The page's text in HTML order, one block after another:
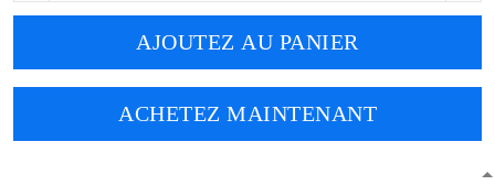
AJOUTEZ AU PANIER
ACHETEZ MAINTENANT